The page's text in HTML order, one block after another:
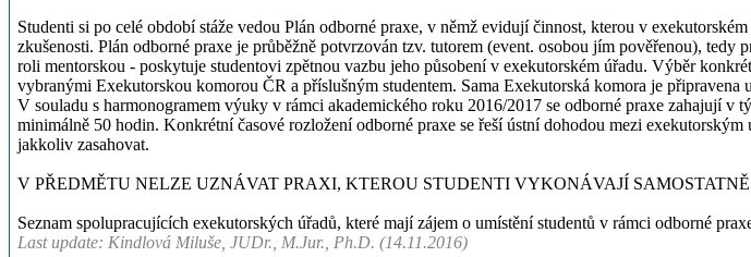
Studenti si po celé období stáže vedou Plán odborné praxe, v němž evidují činnost, kterou v
zkušenosti. Plán odborné praxe je průběžně potvrzován tzv. tutorem (event. osobou jím pověřenou),
roli mentorskou - poskytuje studentovi zpětnou vazbu jeho působení v exekutorském úřadu. Výběr
vybranými Exekutorskou komorou ČR a příslušným studentem. Sama Exekutorská komora je
V souladu s harmonogramem výuky v rámci akademického roku 2016/2017 se odborné praxe zahajují
minimálně 50 hodin. Konkrétní časové rozložení odborné praxe se řeší ústní dohodou mezi
jakkoliv zasahovat.
V PŘEDMĚTU NELZE UZNÁVAT PRAXI, KTEROU STUDENTI VYKONÁVAJÍ
Seznam spolupracujících exekutorských úřadů, které mají zájem o umístění studentů v rámci odborné
Last update: Kindlová Miluše, JUDr., M.Jur., Ph.D. (14.11.2016)